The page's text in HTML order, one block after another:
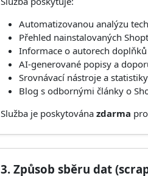
Automatizovanou analýzu
Přehled nainstalovaných
Informace o autorech doplňků
AI-generované popisy a
Srovnávací nástroje a
Blog s odbornými články o
Služba je poskytovánazdarma
3. Způsob sběru dat